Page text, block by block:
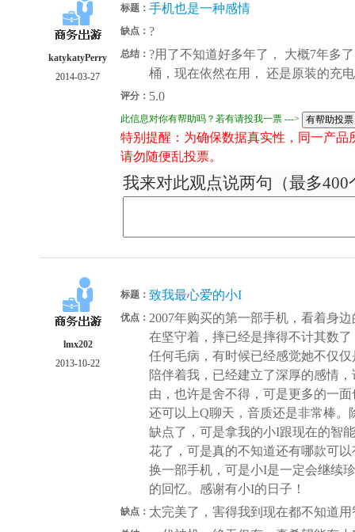
katykatyPerry
2014-03-27
标题： 手机也是一种感情
缺点： ?
总结： ?用了不知道好多年了， 大概7年多
桶，现在依然在用， 还是原装的充
评分： 5.0
此信息对你有帮助吗？若有请投我一票 --->
特别提醒：为确保数据真实性，同一产
请勿随便乱投票。
我来对此观点说两句（最多400
lmx202
2013-10-22
标题： 致我最心爱的小I
优点： 2007年购买的第一部手机，看着身
在坚守着，摔已经是摔得不计其数
任何毛病，有时候已经感觉她不仅
陪伴着我，已经建立了深厚的感情
由，也许是舍不得，可是更多的一
还可以上Q聊天，音质还是非常棒
缺点了，可是拿我的小I跟现在的智
花了，可是真的不知道还有哪款可
换一部手机，可是小I是一定会继续
的回忆。感谢有小I的日子！
缺点： 太完美了，害得我到现在都不知道